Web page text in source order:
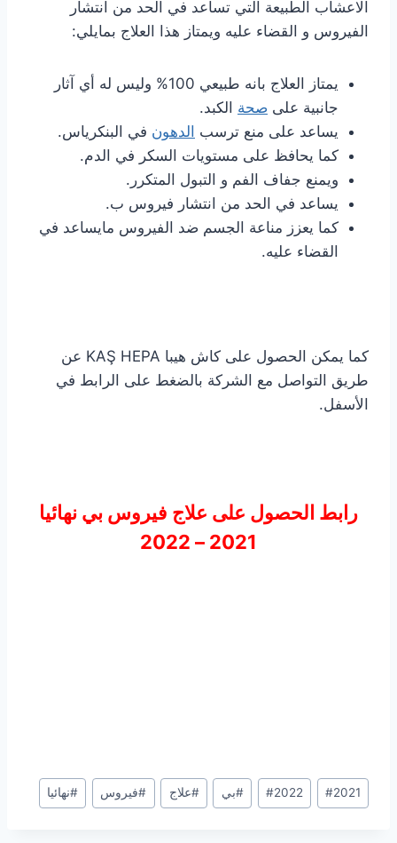
الاعشاب الطبيعة التي تساعد في الحد من انتشار
الفيروس و القضاء عليه ويمتاز هذا العلاج بمايلي:
يمتاز العلاج بانه طبيعي 100% وليس له أي آثار
جانبية على صحة الكبد.
يساعد على منع ترسب الدهون في البنكرياس.
كما يحافظ على مستويات السكر في الدم.
ويمنع جفاف الفم و التبول المتكرر.
يساعد في الحد من انتشار فيروس ب.
كما يعزز مناعة الجسم ضد الفيروس مايساعد في
القضاء عليه.
كما يمكن الحصول على كاش هيبا KAŞ HEPA عن
طريق التواصل مع الشركة بالضغط على الرابط في
الأسفل.
رابط الحصول على علاج فيروس بي نهائيا
2021 – 2022
Post
Tags:
#2021
#2022
#بي #علاج #فيروس #نهائيا